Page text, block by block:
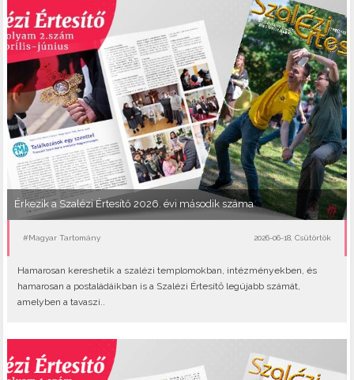
Érkezik a Szalézi Értesítő 2026. évi második száma
#Magyar Tartomány 2026-06-18, Csütörtök
Hamarosan kereshetik a szalézi templomokban, intézményekben, és
hamarosan a postaládáikban is a Szalézi Értesítő legújabb számát,
amelyben a tavaszi..